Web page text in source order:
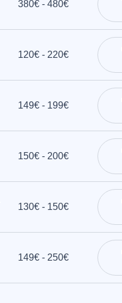
380€ - 480€
120€ - 220€
149€ - 199€
150€ - 200€
130€ - 150€
149€ - 250€